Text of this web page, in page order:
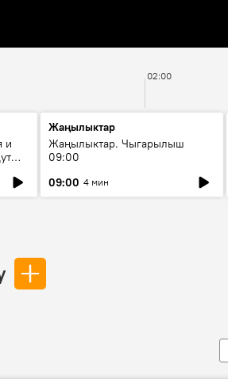
02:00
и
Жаңылыктар
Жаңылыктар. Чыгарылыш
09:00
09:00 4 мин